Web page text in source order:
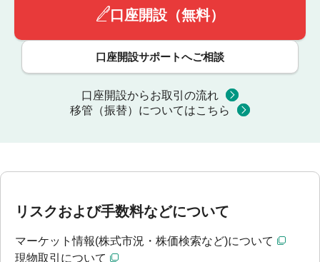
口座開設（無料）
口座開設サポートへご相談
口座開設からお取引の流れ
移管（振替）についてはこちら
リスクおよび手数料などについて
マーケット情報(株式市況・株価検索など)について
現物取引について